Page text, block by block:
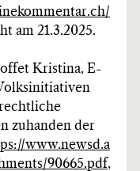
am 21.3.2025.
Kristina, E-
zuhanden der
www.newsd.a
90665.pdf,